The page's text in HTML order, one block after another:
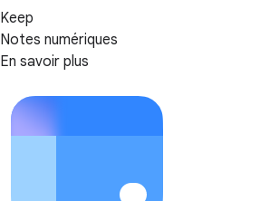
Keep
Notes numériques
En savoir plus